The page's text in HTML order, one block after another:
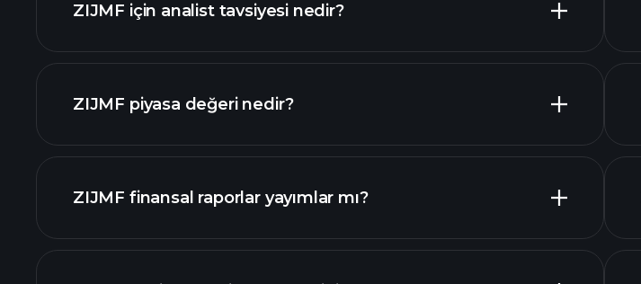
grafik
ZIJMF için analist tavsiyesi nedir?
ZIJMF piyasa değeri nedir?
ZIJMF finansal raporlar yayımlar mı?
ZIJMF finansal verilerini